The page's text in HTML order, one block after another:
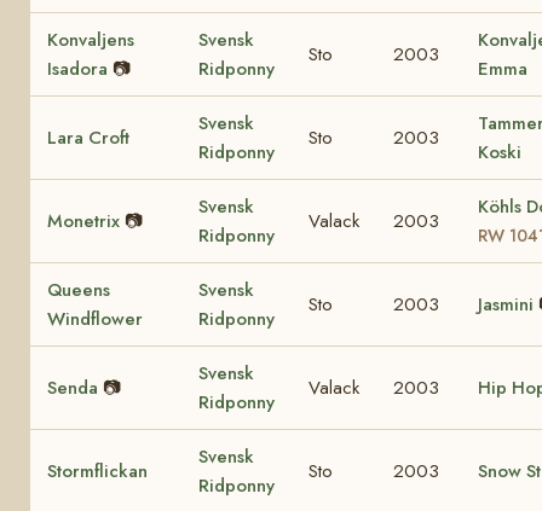
Konvaljens
Isadora 📷
Svensk
Ridponny
Sto 2003
Emma
Lara Croft
Svensk
Ridponny
Sto 2003
Koski
Monetrix 📷
Svensk
Ridponny
Valack 2003
Köhls
RW
Queens
Windflower
Svensk
Ridponny
Sto 2003 Jasmini
Senda 📷
Svensk
Ridponny
Valack 2003 Hip
Stormflickan
Svensk
Ridponny
Sto 2003 Snow